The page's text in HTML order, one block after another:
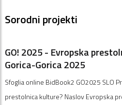
Sorodni projekti
GO! 2025 - Evropska
Gorica-Gorica 2025
Sfoglia online BidBook2 GO2025 SLO
prestolnica kulture? Naslov Evropska